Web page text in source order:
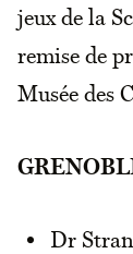
jeux de la
remise de
Musée des
Dr